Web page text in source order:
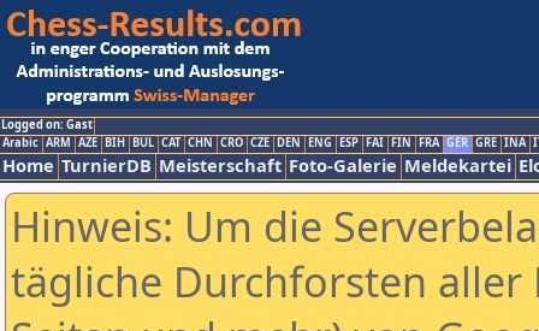
Logged on: Gast
Arabic ARM AZE BIH BUL CAT CHN CRO CZE DEN ENG ESP FAI FIN FRA GER GRE INA
Home TurnierDB Meisterschaft Foto-Galerie Meldekartei
Hinweis: Um die
tägliche Durchforsten aller